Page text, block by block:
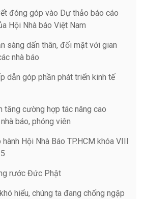
đóng góp vào Dự thảo báo cáo
Hội Nhà báo Việt Nam
sàng dấn thân, đối mặt với gian
nhà báo
dẫn góp phần phát triển kinh tế
tăng cường hợp tác nâng cao
báo, phóng viên
Hội Nhà Báo TP.HCM khóa VIII
rước Đức Phật
hiểu, chúng ta đang chống ngập